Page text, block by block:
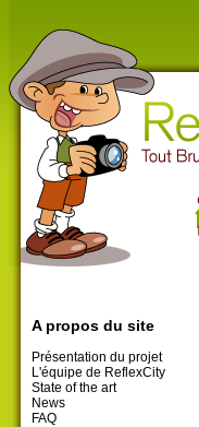
A propos du site
Présentation du projet
L'équipe de ReflexCity
State of the art
News
FAQ